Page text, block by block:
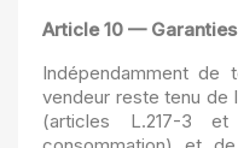
Article 10 —
Indépendamment de
vendeur reste tenu de
(articles L.217-3